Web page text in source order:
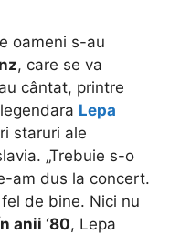
oameni s-au
, care se va
cântat, printre
Lepa
staruri ale
„Trebuie s-o
am dus la concert.
de bine. Nici nu
anii ‘80, Lepa